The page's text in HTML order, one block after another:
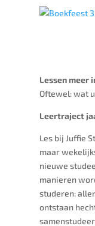
Lessen meer
Oftewel: wat
Leertraject
Les bij Juffie
maar
nieuwe
manieren
studeren:
ontstaan